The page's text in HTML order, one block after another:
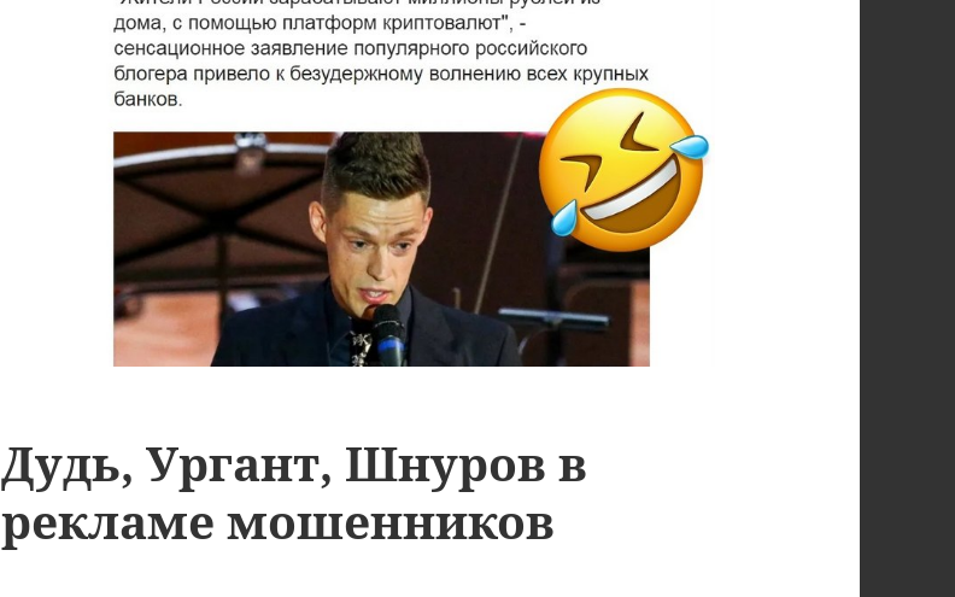
Дудь, Ургант, Шнуров в
рекламе мошенников